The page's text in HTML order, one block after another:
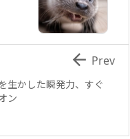
かした瞬発力、すぐ
ン
 Prev